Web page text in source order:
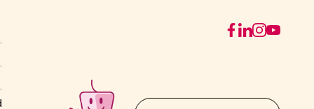
Facebook
Linkedin
Instagram
Youtube